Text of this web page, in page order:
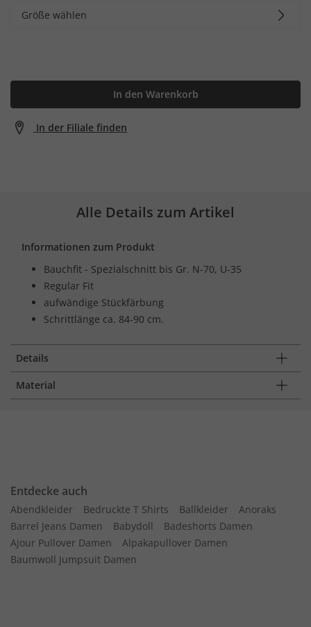
Größe wählen
In den Warenkorb
In der Filiale finden
Alle Details zum Artikel
Informationen zum Produkt
Bauchfit - Spezialschnitt bis Gr. N-70, U-35
Regular Fit
aufwändige Stückfärbung
Schrittlänge ca. 84-90 cm.
Details
Material
Entdecke auch
Abendkleider Bedruckte T Shirts Ballkleider
Anoraks
Barrel Jeans Damen
Babydoll
Badeshorts Damen
Ajour Pullover Damen
Alpakapullover Damen
Baumwoll Jumpsuit Damen